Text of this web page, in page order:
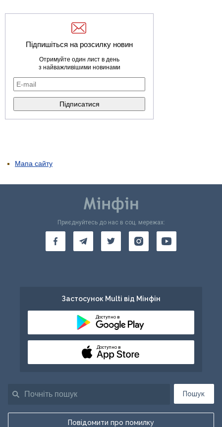
Підпишіться на розсилку новин
Отримуйте один лист в день
з найважливішими новинами
Мапа сайту
Пошук
Повідомити про помилку
Приєднуйтесь до нас в соц. мережах:
Застосунок Multi від Мінфін
Доступно в
Доступно в